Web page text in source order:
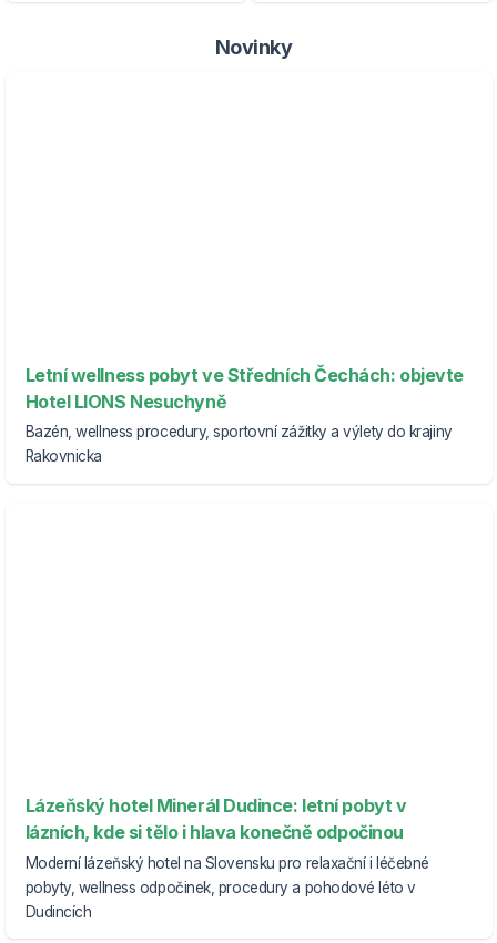
Novinky
Letní wellness pobyt ve Středních Čechách: objevte
Hotel LIONS Nesuchyně
Bazén, wellness procedury, sportovní zážitky a výlety do krajiny
Rakovnicka
Lázeňský hotel Minerál Dudince: letní pobyt v
lázních, kde si tělo i hlava konečně odpočinou
Moderní lázeňský hotel na Slovensku pro relaxační i léčebné
pobyty, wellness odpočinek, procedury a pohodové léto v
Dudincích